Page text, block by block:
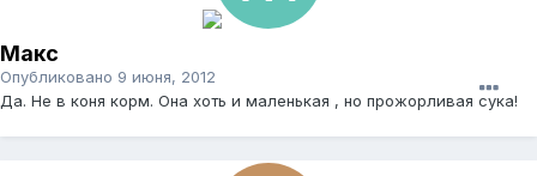
Макс
Опубликовано 9 июня, 2012
Да. Не в коня корм. Она хоть и маленькая , но прожорливая сука!